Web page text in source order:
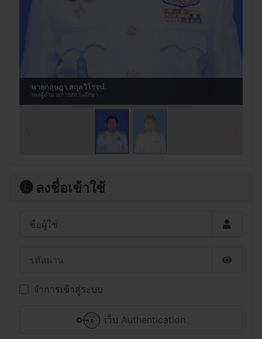
นายกฤษฎา สกุลวิโรจน์
รองผู้อำนวยการสถานศึกษา
🅛 ลงชื่อเข้าใช้
จำการเข้าสู่ระบบ
เว็บ Authentication